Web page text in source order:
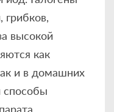
грибков,
высокой
как
и в домашних
способы